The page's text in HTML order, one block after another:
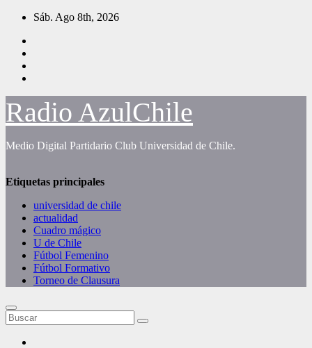
Saltar
contenido
Sáb. Ago 8th, 2026
Radio AzulChile
Medio Digital Partidario Club Universidad de Chile.
Etiquetas principales
universidad de chile
actualidad
Cuadro mágico
U de Chile
Fútbol Femenino
Fútbol Formativo
Torneo de Clausura